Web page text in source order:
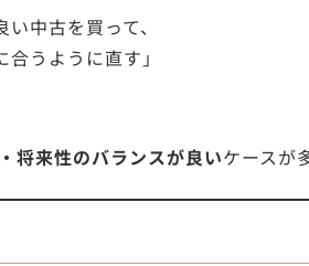
い中古を買って、
合うように直す」
将来性のバランスが良いケースが